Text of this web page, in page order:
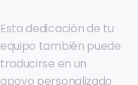
Esta dedicación de tu
equipo también puede
traducirse en un
apoyo personalizado